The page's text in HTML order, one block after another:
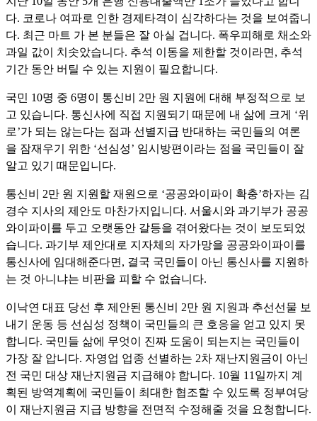
다. 코로나 여파로 인한 경제타격이 심각하다는 것을 보여줍니
다. 최근 마트 가 본 분들은 잘 아실 겁니다. 폭우피해로 채소와
과일 값이 치솟았습니다. 추석 이동을 제한할 것이라면 , 추석
기간 동안 버틸 수 있는 지원이 필요합니다.
국민 10명 중 6명이 통신비 2만 원 지원에 대해 부정적으로 보
고 있습니다. 통신사에 직접 지원되기 때문에 내 삶에 크게 ‘위
로’가 되는 않는다는 점과 선별지급 반대하는 국민들의 여론
을 잠재우기 위한 ‘선심성’ 임시방편이라는 점을 국민들이 잘
알고 있기 때문입니다.
통신비 2만 원 지원할 재원으로 ‘공공와이파이 확충’하자는 김
경수 지사의 제안도 마찬가지입니다. 서울시와 과기부가 공공
와이파이를 두고 오랫동안 갈등을 겪어왔다는 것이 보도되었
습니다. 과기부 제안대로 지자체의 자가망을 공공와이파이를
통신사에 임대해준다면 , 결국 국민들이 아닌 통신사를 지원하
는 것 아니냐는 비판을 피할 수 없습니다.
이낙연 대표 당선 후 제안된 통신비 2만 원 지원과 추선선물 보
내기 운동 등 선심성 정책이 국민들의 큰 호응을 얻고 있지 못
합니다. 국민들 삶에 무엇이 진짜 도움이 되는지는 국민들이
가장 잘 압니다. 자영업 업종 선별하는 2차 재난지원금이 아닌
전 국민 대상 재난지원금 지급해야 합니다. 10월 11 일까지 계
획된 방역계획에 국민들이 최대한 협조할 수 있도록 정부여당
이 재난지원금 지급 방향을 전면적 수정해줄 것을 요청합니다.